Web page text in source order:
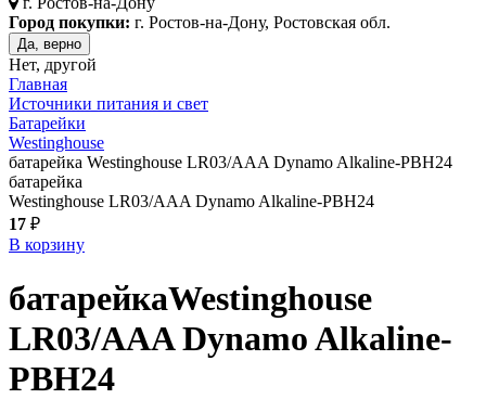
Город покупки: г. Ростов-на-Дону, Ростовская обл.
Да, верно
Нет, другой
Главная
Источники питания и свет
Батарейки
Westinghouse
батарейка Westinghouse LR03/AAA Dynamo Alkaline-PBH24
батарейка
Westinghouse LR03/AAA Dynamo Alkaline-PBH24
17 ₽
В корзину
батарейкаWestinghouse
LR03/AAA Dynamo Alkaline-
PBH24